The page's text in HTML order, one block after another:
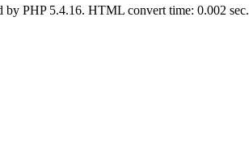
by PHP 5.4.16. HTML convert time: 0.002 sec.